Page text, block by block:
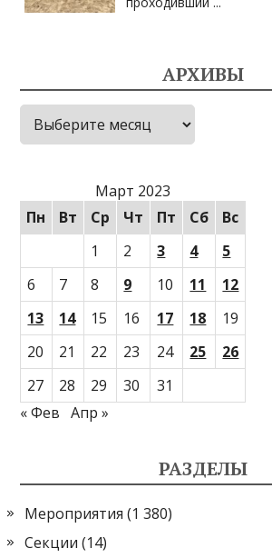
АРХИВЫ
Архивы
Март 2023
Пн
Вт Ср Чт Пт Сб
Вс
1
2 3 4
5
6
7 8 9 10 11
12
13
14 15 16 17 18
19
20
21 22 23 24 25
26
27
28 29 30
31
« Фев
Апр »
РАЗДЕЛЫ
Мероприятия (1 380)
Секции (14)